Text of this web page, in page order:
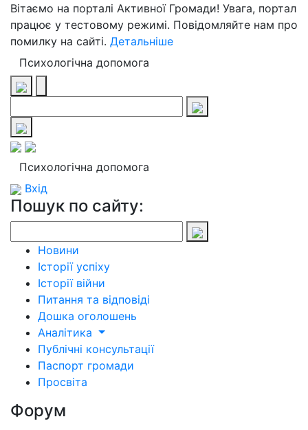
Вітаємо на порталі Активної Громади! Увага, портал
працює у тестовому режимі. Повідомляйте нам про
помилку на сайті. Детальніше
Психологічна допомога
Психологічна допомога
Вхід
Пошук по сайту:
Новини
Історії успіху
Історії війни
Питання та відповіді
Дошка оголошень
Аналітика
Публічні консультації
Паспорт громади
Просвіта
Форум